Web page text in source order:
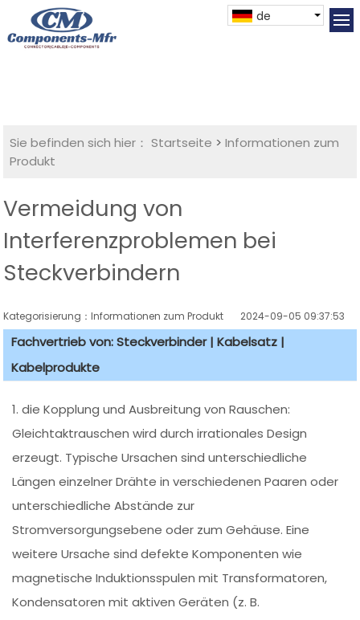
de
Sie befinden sich hier： Startseite >Informationen zum
Produkt
Vermeidung von
Interferenzproblemen bei
Steckverbindern
Kategorisierung：Informationen zum Produkt 2024-09-05 09:37:53
Fachvertrieb von: Steckverbinder | Kabelsatz |
Kabelprodukte
1. die Kopplung und Ausbreitung von Rauschen:
Gleichtaktrauschen wird durch irrationales Design
erzeugt. Typische Ursachen sind unterschiedliche
Längen einzelner Drähte in verschiedenen Paaren oder
unterschiedliche Abstände zur
Stromversorgungsebene oder zum Gehäuse. Eine
weitere Ursache sind defekte Komponenten wie
magnetische Induktionsspulen mit Transformatoren,
Kondensatoren mit aktiven Geräten (z. B.